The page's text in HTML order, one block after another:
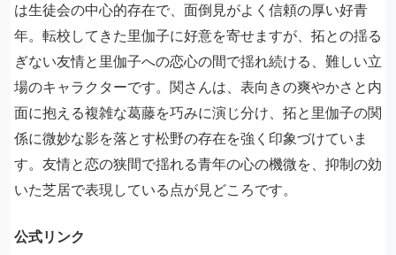
は生徒会の中心的存在で、面倒見がよく信頼の厚い好青
年。転校してきた里伽子に好意を寄せますが、拓との揺る
ぎない友情と里伽子への恋心の間で揺れ続ける、難しい立
場のキャラクターです。関さんは、表向きの爽やかさと内
面に抱える複雑な葛藤を巧みに演じ分け、拓と里伽子の関
係に微妙な影を落とす松野の存在を強く印象づけていま
す。友情と恋の狭間で揺れる青年の心の機微を、抑制の効
いた芝居で表現している点が見どころです。
公式リンク